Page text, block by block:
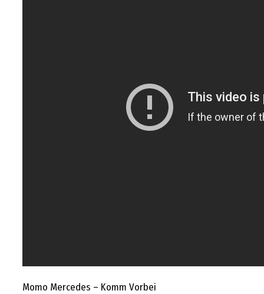
Momo Mercedes – Komm Vorbei